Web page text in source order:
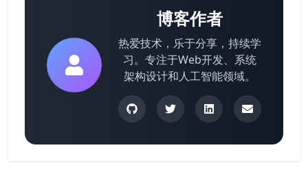
博客作者
热爱技术，乐于分享，持续学
习。专注于Web开发、系统
架构设计和人工智能领域。